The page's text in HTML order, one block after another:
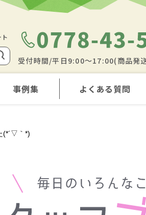
受付時間/平日9:00～17:00(商品発
事例集 よくある質問
(*´▽｀*)